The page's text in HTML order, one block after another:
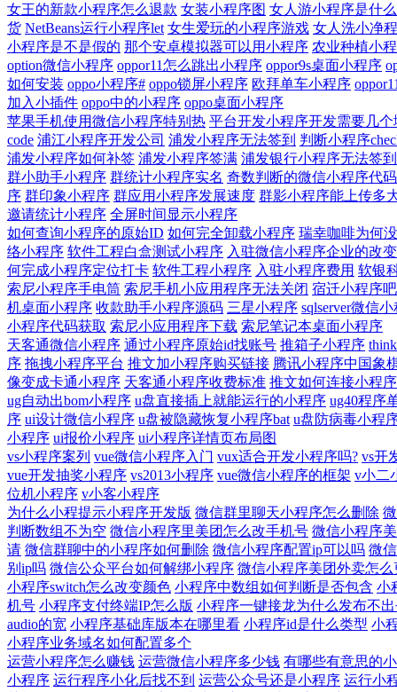
女王的新款小程序怎么退款 女装小程序图 女人游小程序是什么
货 NetBeans运行小程序let 女生爱玩的小程序游戏 女人洗小净
小程序是不是假的 那个安卓模拟器可以用小程序 农业种植小
option微信小程序 oppor11怎么跳出小程序 oppor9s桌面小程序
如何安装 oppo小程序# oppo锁屏小程序 欧拜单车小程序
加入小插件 oppo中的小程序 oppo桌面小程序
苹果手机使用微信小程序特别热 平台开发小程序开发需要几个
code 浦江小程序开发公司 浦发小程序无法签到 判断小程序
浦发小程序如何补签 浦发小程序签满 浦发银行小程序无法签到
群小助手小程序 群统计小程序实名 奇数判断的微信小程序代码
序 群印象小程序 群应用小程序发展速度 群影小程序能上传多
邀请统计小程序 全屏时间显示小程序
如何查询小程序的原始ID 如何完全卸载小程序 瑞幸咖啡为何
络小程序 软件工程白盒测试小程序 入驻微信小程序企业的改变
何完成小程序定位打卡 软件工程小程序 入驻小程序费用 软银
索尼小程序手电筒 索尼手机小应用程序无法关闭 宿迁小程序吧
机桌面小程序 收款助手小程序源码 三星小程序 sqlserver微信
小程序代码获取 索尼小应用程序下载 索尼笔记本桌面小程序
天客通微信小程序 通过小程序原始id找账号 推箱子小程序
序 拖拽小程序平台 推文加小程序购买链接 腾讯小程序中国象
像变成卡通小程序 天客通小程序收费标准 推文如何连接小程
ug自动出bom小程序 u盘直接插上就能运行的小程序 ug40程序
序 ui设计微信小程序 u盘被隐藏恢复小程序bat u盘防病毒小程
小程序 ui报价小程序 ui小程序详情页布局图
vs小程序案列 vue微信小程序入门 vux适合开发小程序吗? vs开
vue开发抽奖小程序 vs2013小程序 vue微信小程序的框架 v小二
位机小程序 v小客小程序
为什么小程提示小程序开发版 微信群里聊天小程序怎么删除
判断数组不为空 微信小程序里美团怎么改手机号 微信小程序
请 微信群聊中的小程序如何删除 微信小程序配置ip可以吗 微
别ip吗 微信公众平台如何解绑小程序 微信小程序美团外卖怎么
小程序switch怎么改变颜色 小程序中数组如何判断是否包含 小
机号 小程序支付终端IP怎么版 小程序一键接龙为什么发布不
audio的宽 小程序基础库版本在哪里看 小程序id是什么类型 小
小程序业务域名如何配置多个
运营小程序怎么赚钱 运营微信小程序多少钱 有哪些有意思的
小程序 运行程序小化后找不到 运营公众号还是小程序 运行小